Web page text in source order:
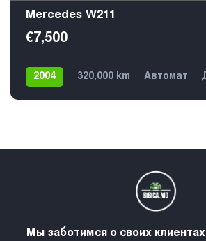
Mercedes W211
€7,500
2004 320,000 km Автомат
Мы заботимся о своих